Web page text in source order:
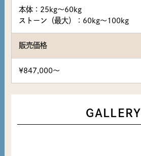
本体：25kg～60kg
ストーン（最大）：60kg～100kg
販売価格
¥847,000～
GALLERY